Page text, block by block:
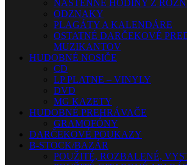
NÁSTENNÉ HODINY Z
ODZNAKY
PLAGÁTY A KALENDÁRE
OSTATNÉ DARČEKOVÉ
MUZIKANTOV
HUDOBNÉ NOSIČE
CD
LP PLATNE – VINYLY
DVD
MG KAZETY
HUDOBNÉ PREHRÁVAČE
GRAMOFÓNY
DARČEKOVÉ POUKAZY
B-STOCK/BAZÁR
POUŽITÉ, ROZBALENÉ,